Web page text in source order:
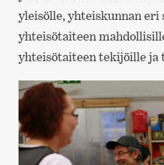
yleisölle, yhteiskunnan eri
yhteisötaiteen
yhteisötaiteen tekijöille ja